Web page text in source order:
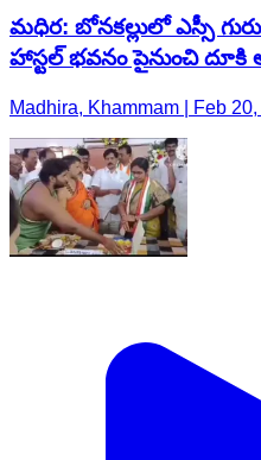
మధిర: బోనకల్లులో ఎస్సీ
హాస్టల్ భవనం పైనుంచి
Madhira, Khammam | Feb